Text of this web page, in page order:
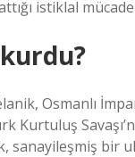
istiklal
Osmanlı
Kurtuluş
sanayileşmiş